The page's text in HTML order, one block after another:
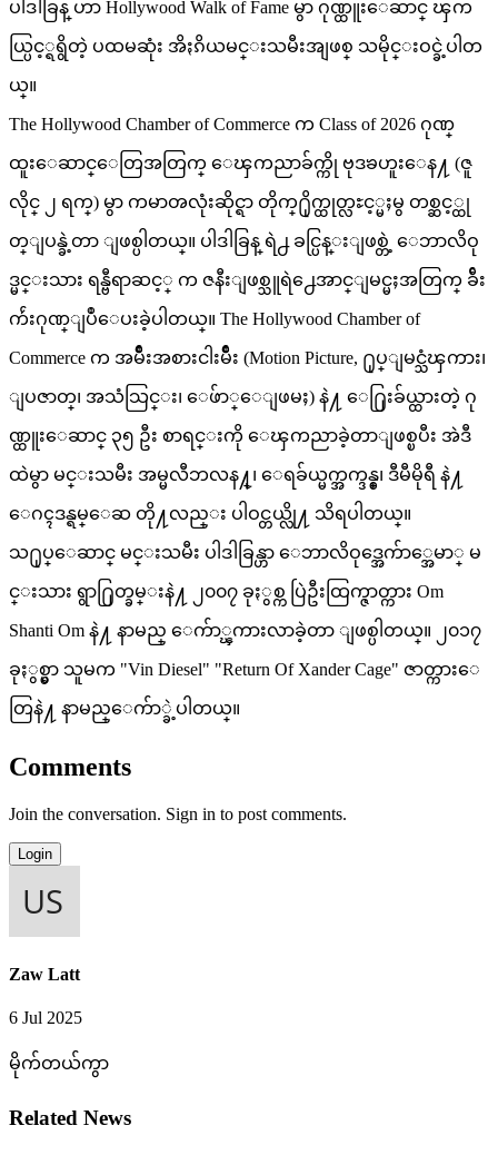
ပါဒါခြန္ ဟာ Hollywood Walk of Fame မွာ ဂုဏ္ထူးေဆာင္ ၾက
ယ္ပြင့္ရရွိတဲ့ ပထမဆုံး အိႏၵိယမင္းသမီးအျဖစ္ သမိုင္းဝင္ခဲ့ပါတ
ယ္။
The Hollywood Chamber of Commerce က Class of 2026 ဂုဏ္
ထူးေဆာင္ေတြအတြက္ ေၾကညာခ်က္ကို ဗုဒၶဟူးေန႔ (ဇူ
လိုင္ ၂ ရက္) မွာ ကမာၻလုံးဆိုင္ရာ တိုက္႐ိုက္ထုတ္လႊင့္မႈမွ တစ္ဆင့္ထု
တ္ျပန္ခဲ့တာ ျဖစ္ပါတယ္။ ပါဒါခြန္ ရဲ႕ ခင္ပြန္းျဖစ္တဲ့ ေဘာလိဝု
ဒ္မင္းသား ရန္ဗီရာဆင့္ က ဇနီးျဖစ္သူရဲ႕ေအာင္ျမင္မႈအတြက္ ခ်ီး
က်ဴးဂုဏ္ျပဳေပးခဲ့ပါတယ္။ The Hollywood Chamber of
Commerce က အမ်ိဳးအစားငါးမ်ိဳး (Motion Picture, ႐ုပ္ျမင္သံၾကား၊
ျပဇာတ္၊ အသံသြင္း၊ ေဖ်ာ္ေျဖမႈ) နဲ႔ ေ႐ြးခ်ယ္ထားတဲ့ ဂု
ဏ္ထူးေဆာင္ ၃၅ ဦး စာရင္းကို ေၾကညာခဲ့တာျဖစ္ၿပီး အဲဒီ
ထဲမွာ မင္းသမီး အမ္မလီဘလန႔္၊ ေရခ်ယ္မက္အက္ဒန္စ္၊ ဒီမီမိုရီ နဲ႔
ေဂၚဒန္ရမ္ေဆ တို႔လည္း ပါဝင္တယ္လို႔ သိရပါတယ္။
သ႐ုပ္ေဆာင္ မင္းသမီး ပါဒါခြန္ဟာ ေဘာလိဝုဒ္အေက်ာ္အေမာ္ မ
င္းသား ရွာ႐ြတ္ခမ္းနဲ႔ ၂၀၀၇ ခုႏွစ္က ပြဲဦးထြက္ဇာတ္ကား Om
Shanti Om နဲ႔ နာမည္ ေက်ာ္ၾကားလာခဲ့တာ ျဖစ္ပါတယ္။ ၂၀၁၇
ခုႏွစ္မွာ သူမက "Vin Diesel" "Return Of Xander Cage" ဇာတ္ကားေ
တြနဲ႔ နာမည္ေက်ာ္ခဲ့ပါတယ္။
Comments
Join the conversation. Sign in to post comments.
Login
Zaw Latt
6 Jul 2025
မိုက်တယ်ကွာ
Related News